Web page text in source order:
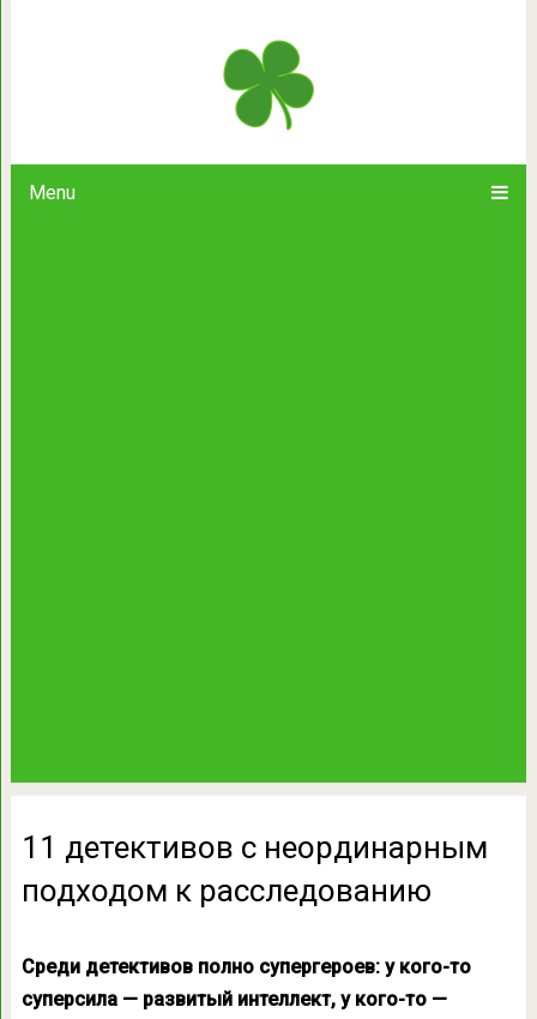
Menu
11 детективов с неординарным
11 детективов с неординарным
подходом к расследованию
Среди детективов полно супергероев: у кого-то
суперсила — развитый интеллект, у кого-то —